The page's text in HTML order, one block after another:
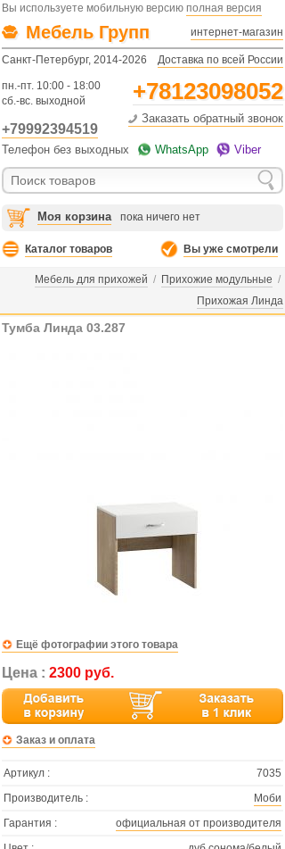
Вы используете мобильную версию полная версия
Мебель Групп интернет-магазин
Санкт-Петербург, 2014-2026 Доставка по всей России
пн.-пт. 10:00 - 18:00
сб.-вс. выходной
+78123098052
+79992394519
Заказать обратный звонок
Телефон без выходных WhatsApp Viber
Моя корзина пока ничего нет
Каталог товаров Вы уже смотрели
Мебель для прихожей / Прихожие модульные /
Прихожая Линда
Тумба Линда 03.287
Ещё фотографии этого товара
Цена : 2300 руб.
Заказ и оплата
Артикул :
7035
Производитель :
Моби
Гарантия :
официальная от производителя